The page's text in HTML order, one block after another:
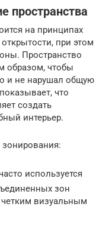
пространства
на принципах
при этом
Пространство
образом, чтобы
и не нарушал общую
что
создать
интерьер.
используется
зон
четким визуальным